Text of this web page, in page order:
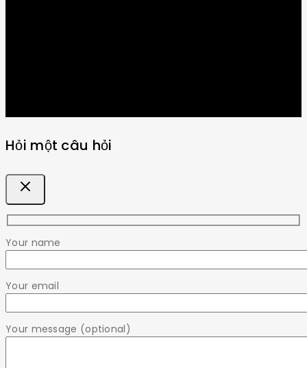
Hỏi một câu hỏi
Your name
Your email
Your message (optional)